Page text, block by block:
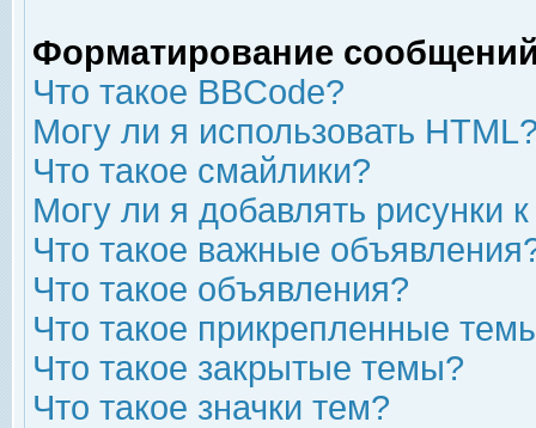
Форматирование
Что такое BBCode?
Могу ли я использовать
Что такое смайлики?
Могу ли я добавлять рисунки
Что такое важные
Что такое объявления?
Что такое прикрепленные
Что такое закрытые темы?
Что такое значки тем?